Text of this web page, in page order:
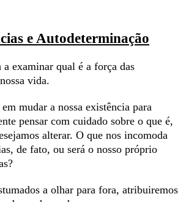
e Autodeterminação
examinar qual é a força das
vida.
mudar a nossa existência para
pensar com cuidado sobre o que é,
alterar. O que nos incomoda
de fato, ou será o nosso próprio
a olhar para fora, atribuiremos